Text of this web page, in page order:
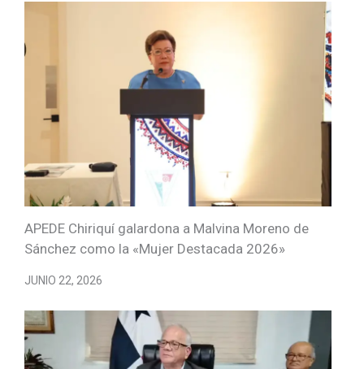
APEDE Chiriquí galardona a Malvina Moreno de
Sánchez como la «Mujer Destacada 2026»
JUNIO 22, 2026